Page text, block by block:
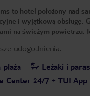
to hotel położony nad
i wyjątkową obsługę.
na świeżym powietrzu.
udogodnienia:
plaża
Leżaki i
Center 24/7 + TUI App